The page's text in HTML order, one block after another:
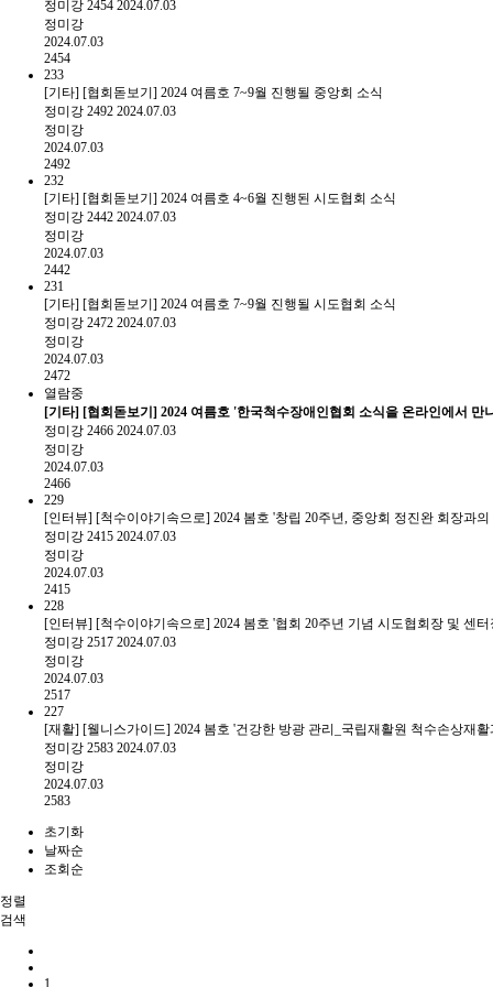
정미강 2454 2024.07.03
정미강
2024.07.03
2454
233
[기타] [협회돋보기] 2024 여름호 7~9월 진행될 중앙회 소식
정미강 2492 2024.07.03
정미강
2024.07.03
2492
232
[기타] [협회돋보기] 2024 여름호 4~6월 진행된 시도협회 소식
정미강 2442 2024.07.03
정미강
2024.07.03
2442
231
[기타] [협회돋보기] 2024 여름호 7~9월 진행될 시도협회 소식
정미강 2472 2024.07.03
정미강
2024.07.03
2472
열람중
[기타] [협회돋보기] 2024 여름호 '한국척수장애인협회 소식을 온라인에서 만
정미강 2466 2024.07.03
정미강
2024.07.03
2466
229
[인터뷰] [척수이야기속으로] 2024 봄호 '창립 20주년, 중앙회 정진완 회장과의
정미강 2415 2024.07.03
정미강
2024.07.03
2415
228
[인터뷰] [척수이야기속으로] 2024 봄호 '협회 20주년 기념 시도협회장 및 센
정미강 2517 2024.07.03
정미강
2024.07.03
2517
227
[재활] [웰니스가이드] 2024 봄호 '건강한 방광 관리_국립재활원 척수손상재
정미강 2583 2024.07.03
정미강
2024.07.03
2583
초기화
날짜순
조회순
정렬
검색
1